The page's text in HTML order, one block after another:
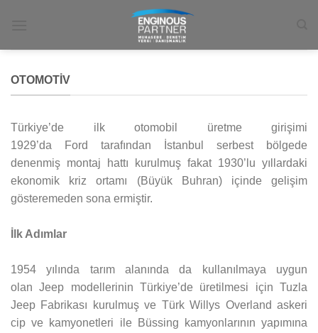
OTOMOTIV
Türkiye’de ilk otomobil üretme girişimi
1929’da Ford tarafından İstanbul serbest bölgede
denenmiş montaj hattı kurulmuş fakat 1930’lu yıllardaki
ekonomik kriz ortamı (Büyük Buhran) içinde gelişim
gösteremeden sona ermiştir.
İlk Adımlar
1954 yılında tarım alanında da kullanılmaya uygun
olan Jeep modellerinin Türkiye’de üretilmesi için Tuzla
Jeep Fabrikası kurulmuş ve Türk Willys Overland askeri
cip ve kamyonetleri ile Büssing kamyonlarının yapımına